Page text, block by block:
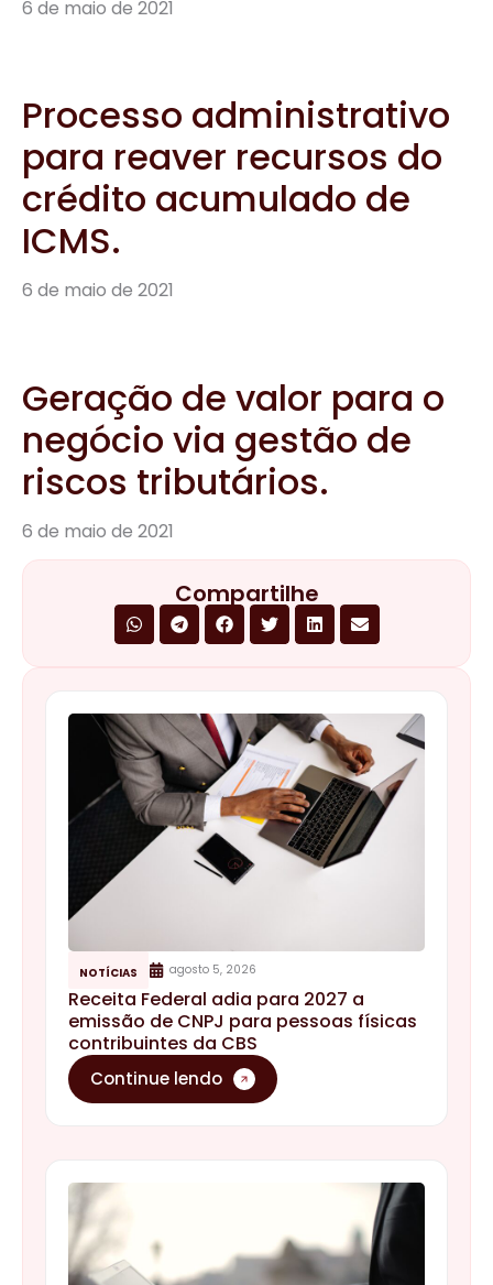
NOTÍCIAS agosto 5, 2026
Receita Federal adia para 2027 a
emissão de CNPJ para pessoas físicas
contribuintes da CBS
Continue lendo
6 de maio de 2021
Processo administrativo
para reaver recursos do
crédito acumulado de
ICMS.
6 de maio de 2021
Geração de valor para o
negócio via gestão de
riscos tributários.
6 de maio de 2021
Compartilhe